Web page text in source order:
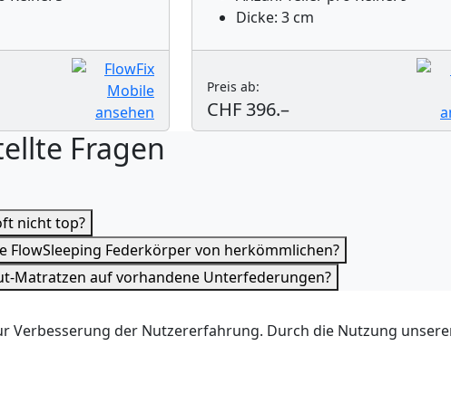
Dicke: 3 cm
Preis ab:
CHF 396.–
Fragen
nicht top?
FlowSleeping Federkörper von herkömmlichen?
Matratzen auf vorhandene Unterfederungen?
Verbesserung der Nutzererfahrung. Durch die Nutzung